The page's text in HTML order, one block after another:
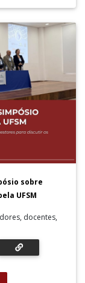
sobre
UFSM
docentes,